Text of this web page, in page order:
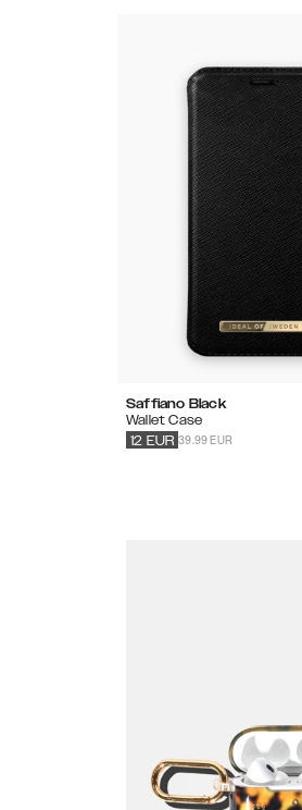
Saffiano Black
Wallet Case
39.99 EUR
12 EUR